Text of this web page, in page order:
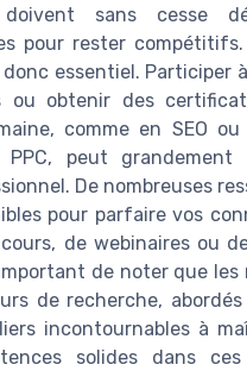
doivent sans cesse
pour rester compétitifs.
essentiel. Participer
ou obtenir des
comme en SEO
PPC, peut grandement
De nombreuses
pour parfaire vos
de webinaires ou
de noter que les
de recherche, abordés
incontournables à
solides dans